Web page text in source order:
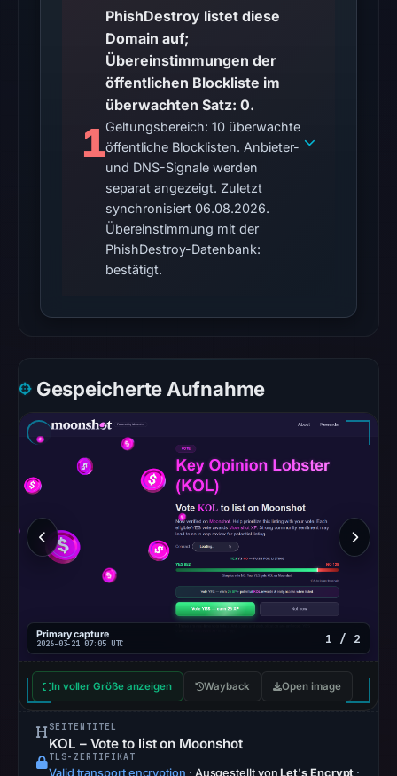
10:23
UTC.
Reachability
alone
does
not
establish
whether
the
content
is
safe.
external
blocklist
matches
recorded
in
the
snapshot
from
Aug
2026
at
UTC.
Google
1
PhishDestroy listet diese
Domain auf;
Übereinstimmungen der
öffentlichen Blockliste im
überwachten Satz: 0.
Geltungsbereich: 10 überwachte
öffentliche Blocklisten. Anbieter-
und DNS-Signale werden
separat angezeigt. Zuletzt
synchronisiert 06.08.2026.
Übereinstimmung mit der
PhishDestroy-Datenbank:
bestätigt.
Gespeicherte Aufnahme
Primary capture
2026-03-21 07:05 UTC 1 / 2
In voller Größe anzeigen Wayback Open image
SEITENTITEL
KOL – Vote to list on Moonshot
TLS-ZERTIFIKAT
Valid transport encryption · Ausgestellt vonLet's Encrypt ·